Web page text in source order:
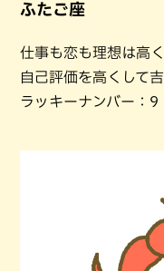
ふたご座
仕事も恋も理想は高く
自己評価を高くして吉
ラッキーナンバー：9